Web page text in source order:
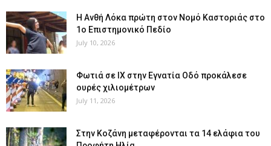
Η Ανθή Λόκα πρώτη στον Νομό Καστοριάς στο
1ο Επιστημονικό Πεδίο
July 10, 2026
Φωτιά σε ΙΧ στην Εγνατία Οδό προκάλεσε
ουρές χιλιομέτρων
July 11, 2026
Στην Κοζάνη μεταφέρονται τα 14 ελάφια του